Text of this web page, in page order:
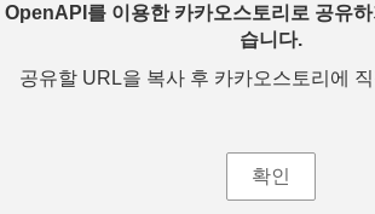
OpenAPI를 이용한 카카오스토리로 공유
습니다.
공유할 URL을 복사 후 카카오스토리에
확인